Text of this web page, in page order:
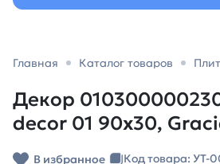
Главная Каталог товаров
Декор
decor 01 90х30,
В избранное Код товара: УТ-